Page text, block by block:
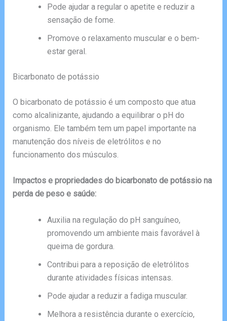
Pode ajudar a regular o apetite e reduzir a
sensação de fome.
Promove o relaxamento muscular e o bem-
estar geral.
Bicarbonato de potássio
O bicarbonato de potássio é um composto que atua
como alcalinizante, ajudando a equilibrar o pH do
organismo. Ele também tem um papel importante na
manutenção dos níveis de eletrólitos e no
funcionamento dos músculos.
Impactos e propriedades do bicarbonato de potássio na
perda de peso e saúde:
Auxilia na regulação do pH sanguíneo,
promovendo um ambiente mais favorável à
queima de gordura.
Contribui para a reposição de eletrólitos
durante atividades físicas intensas.
Pode ajudar a reduzir a fadiga muscular.
Melhora a resistência durante o exercício,